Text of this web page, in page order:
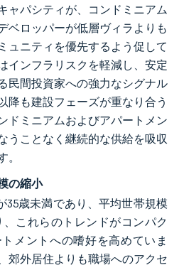
ャパシティが、コンドミニアム
ベロッパーが低層ヴィラよりも
ュニティを優先するよう促して
インフラリスクを軽減し、安定
民間投資家への強力なシグナル
降も建設フェーズが重なり合う
ドミニアムおよびアパートメン
うことなく継続的な供給を吸収
。
の縮小
35歳未満であり、平均世帯規模
これらのトレンドがコンパク
メントへの嗜好を高めていま
郊外居住よりも職場へのアクセ